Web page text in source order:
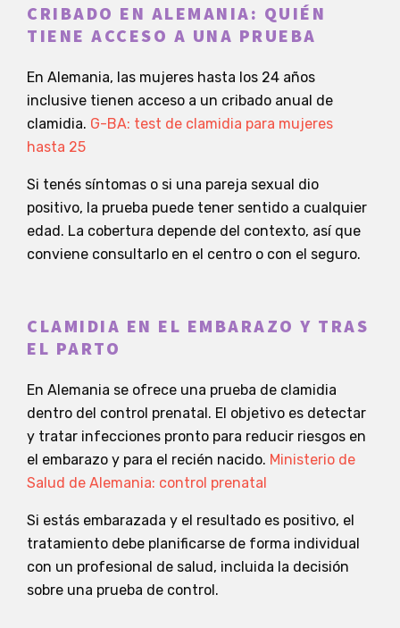
CRIBADO EN ALEMANIA: QUIÉN
TIENE ACCESO A UNA PRUEBA
En Alemania, las mujeres hasta los 24 años
inclusive tienen acceso a un cribado anual de
clamidia. G-BA: test de clamidia para mujeres
hasta 25
Si tenés síntomas o si una pareja sexual dio
positivo, la prueba puede tener sentido a cualquier
edad. La cobertura depende del contexto, así que
conviene consultarlo en el centro o con el seguro.
CLAMIDIA EN EL EMBARAZO Y TRAS
EL PARTO
En Alemania se ofrece una prueba de clamidia
dentro del control prenatal. El objetivo es detectar
y tratar infecciones pronto para reducir riesgos en
el embarazo y para el recién nacido. Ministerio de
Salud de Alemania: control prenatal
Si estás embarazada y el resultado es positivo, el
tratamiento debe planificarse de forma individual
con un profesional de salud, incluida la decisión
sobre una prueba de control.